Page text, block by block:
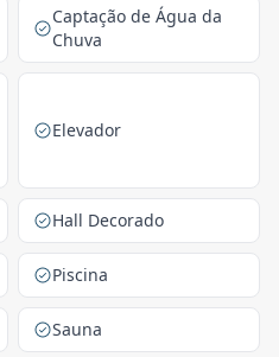
Captação de Água da
Chuva
Elevador
Hall Decorado
Piscina
Sauna